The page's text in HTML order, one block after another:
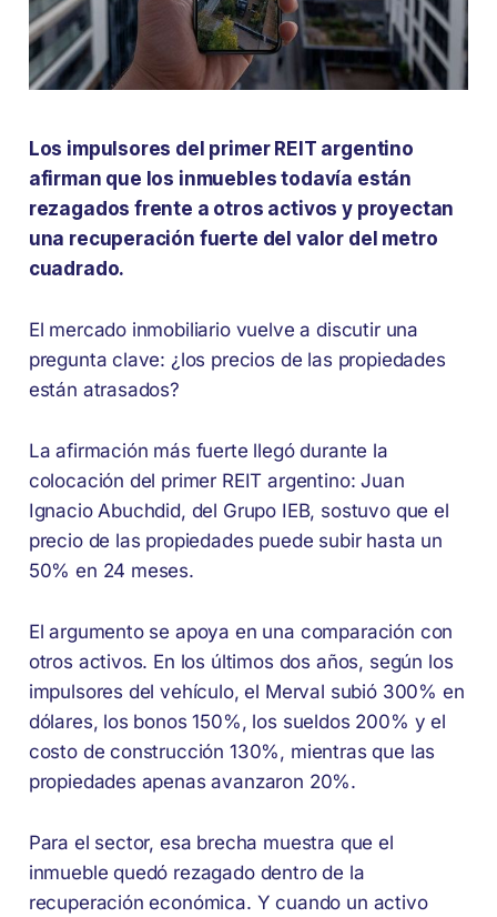
Los impulsores del primer REIT argentino
afirman que los inmuebles todavía están
rezagados frente a otros activos y proyectan
una recuperación fuerte del valor del metro
cuadrado.
El mercado inmobiliario vuelve a discutir una
pregunta clave: ¿los precios de las propiedades
están atrasados?
La afirmación más fuerte llegó durante la
colocación del primer REIT argentino: Juan
Ignacio Abuchdid, del Grupo IEB, sostuvo que el
precio de las propiedades puede subir hasta un
50% en 24 meses.
El argumento se apoya en una comparación con
otros activos. En los últimos dos años, según los
impulsores del vehículo, el Merval subió 300% en
dólares, los bonos 150%, los sueldos 200% y el
costo de construcción 130%, mientras que las
propiedades apenas avanzaron 20%.
Para el sector, esa brecha muestra que el
inmueble quedó rezagado dentro de la
recuperación económica. Y cuando un activo